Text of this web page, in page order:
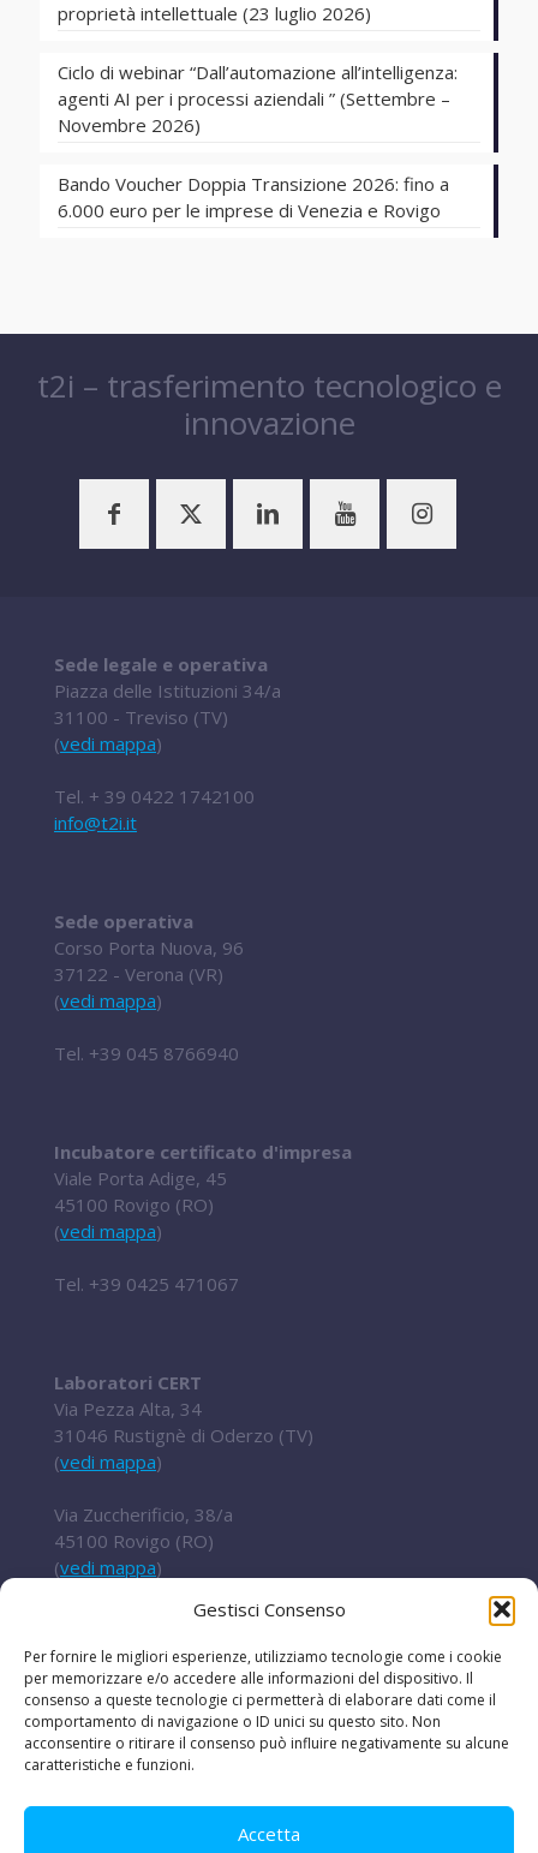
Gestisci Consenso
Per fornire le migliori esperienze, utilizziamo tecnologie come i cookie
per memorizzare e/o accedere alle informazioni del dispositivo. Il
consenso a queste tecnologie ci permetterà di elaborare dati come il
comportamento di navigazione o ID unici su questo sito. Non
acconsentire o ritirare il consenso può influire negativamente su alcune
caratteristiche e funzioni.
Accetta
proprietà intellettuale (23 luglio 2026)
Ciclo di webinar “Dall’automazione all’intelligenza:
agenti AI per i processi aziendali ” (Settembre –
Novembre 2026)
Bando Voucher Doppia Transizione 2026: fino a
6.000 euro per le imprese di Venezia e Rovigo
t2i – trasferimento tecnologico e
innovazione
Sede legale e operativa
Piazza delle Istituzioni 34/a
31100 - Treviso (TV)
(vedi mappa)
Tel. + 39 0422 1742100
info@t2i.it
Sede operativa
Corso Porta Nuova, 96
37122 - Verona (VR)
(vedi mappa)
Tel. +39 045 8766940
Incubatore certificato d'impresa
Viale Porta Adige, 45
45100 Rovigo (RO)
(vedi mappa)
Tel. +39 0425 471067
Laboratori CERT
Via Pezza Alta, 34
31046 Rustignè di Oderzo (TV)
(vedi mappa)
Via Zuccherificio, 38/a
45100 Rovigo (RO)
(vedi mappa)
+ 39 0422 852016
cert@t2i.it
Codice Fiscale / Partita IVA 04636360267
Organismo di ricerca Reg.UE 651/2014